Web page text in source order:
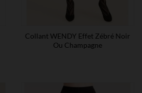
Collant WENDY Effet Zébré Noir
Ou Champagne